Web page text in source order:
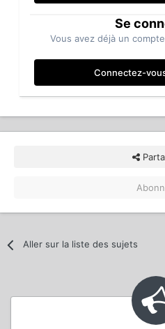
Se
Vous avez déjà un
Connectez-
Aller sur la liste des sujets